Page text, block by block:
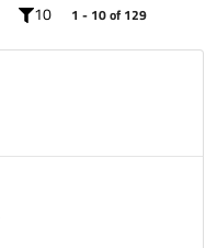
10 1 - 10 of 129